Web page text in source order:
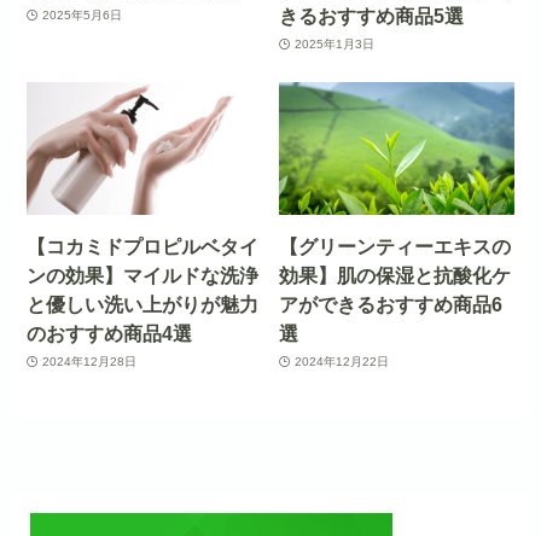
2025年5月6日
きるおすすめ商品5選
2025年1月3日
【コカミドプロピルベタイ
ンの効果】マイルドな洗浄
と優しい洗い上がりが魅力
のおすすめ商品4選
2024年12月28日
【グリーンティーエキスの
効果】肌の保湿と抗酸化ケ
アができるおすすめ商品6
選
2024年12月22日